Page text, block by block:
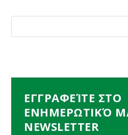
ΕΓΓΡΑΦΕΊΤΕ ΣΤΟ
ΕΝΗΜΕΡΩΤΙΚΌ
NEWSLETTER